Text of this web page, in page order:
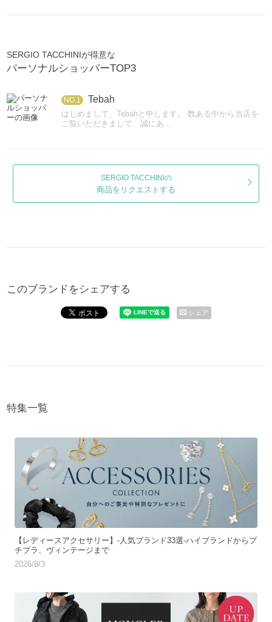
SERGIO TACCHINIが得意な
パーソナルショッパーTOP3
NO.1 Tebah
はじめまして、Tebahと申します。 数ある中から当店を
ご覧いただきまして、誠にあ...
SERGIO TACCHINIの
商品をリクエストする
このブランドをシェアする
シェア
特集一覧
【レディースアクセサリー】-人気ブランド33選-ハイブランドからプ
チプラ、ヴィンテージまで
2026/8/3